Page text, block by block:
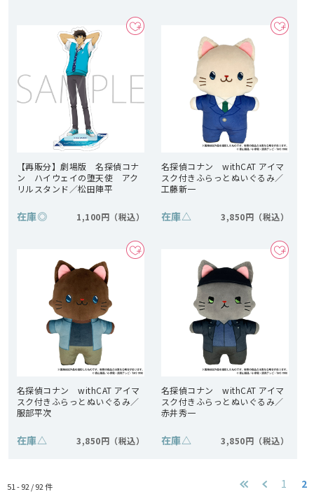
【再販分】劇場版 名探偵コナ
ン ハイウェイの堕天使 アク
リルスタンド／松田陣平
在庫◎ 1,100円
名探偵コナン withCAT アイマ
スク付きふらっとぬいぐるみ／
工藤新一
在庫△ 3,850円
名探偵コナン withCAT アイマ
スク付きふらっとぬいぐるみ／
服部平次
在庫△ 3,850円
名探偵コナン withCAT アイマ
スク付きふらっとぬいぐるみ／
赤井秀一
在庫△ 3,850円
51 - 92 /92件 1 2